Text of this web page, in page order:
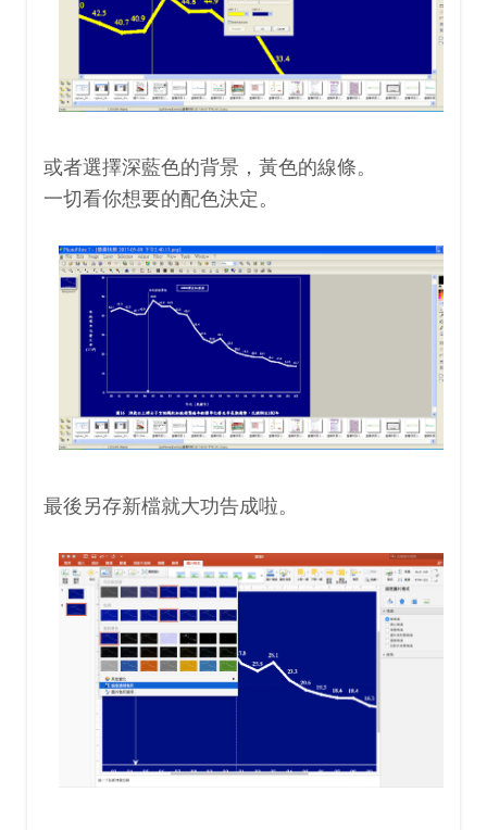
或者選擇深藍色的背景，黃色的線條。
一切看你想要的配色決定。
最後另存新檔就大功告成啦。